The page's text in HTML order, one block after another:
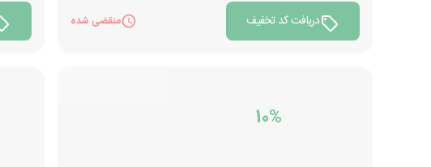
دریافت کد تخفیف منقضی شده
10%